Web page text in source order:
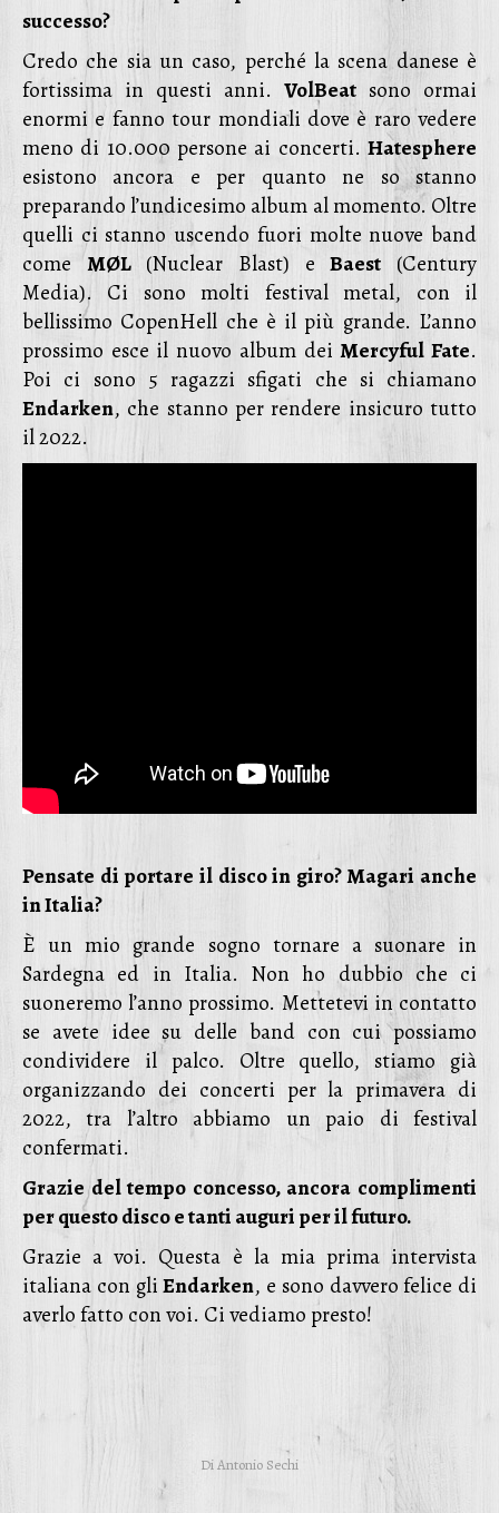
successo?
Credo che sia un caso, perché la scena danese è
fortissima in questi anni. VolBeat sono ormai
enormi e fanno tour mondiali dove è raro vedere
meno di 10.000 persone ai concerti.Hatesphere
esistono ancora e per quanto ne so stanno
preparando l’undicesimo album al momento. Oltre
quelli ci stanno uscendo fuori molte nuove band
comeMØL(Nuclear Blast) eBaest (Century
Media). Ci sono molti festival metal, con il
bellissimo CopenHell che è il più grande. L’anno
prossimo esce il nuovo album deiMercyful Fate.
Poi ci sono 5 ragazzi sfigati che si chiamano
Endarken, che stanno per rendere insicuro tutto
il 2022.
Pensate di portare il disco in giro? Magari anche
in Italia?
È un mio grande sogno tornare a suonare in
Sardegna ed in Italia. Non ho dubbio che ci
suoneremo l’anno prossimo. Mettetevi in contatto
se avete idee su delle band con cui possiamo
condividere il palco. Oltre quello, stiamo già
organizzando dei concerti per la primavera di
2022, tra l’altro abbiamo un paio di festival
confermati.
Grazie del tempo concesso, ancora complimenti
per questo disco e tanti auguri per il futuro.
Grazie a voi. Questa è la mia prima intervista
italiana con gliEndarken, e sono davvero felice di
averlo fatto con voi. Ci vediamo presto!
DiAntonio Sechi